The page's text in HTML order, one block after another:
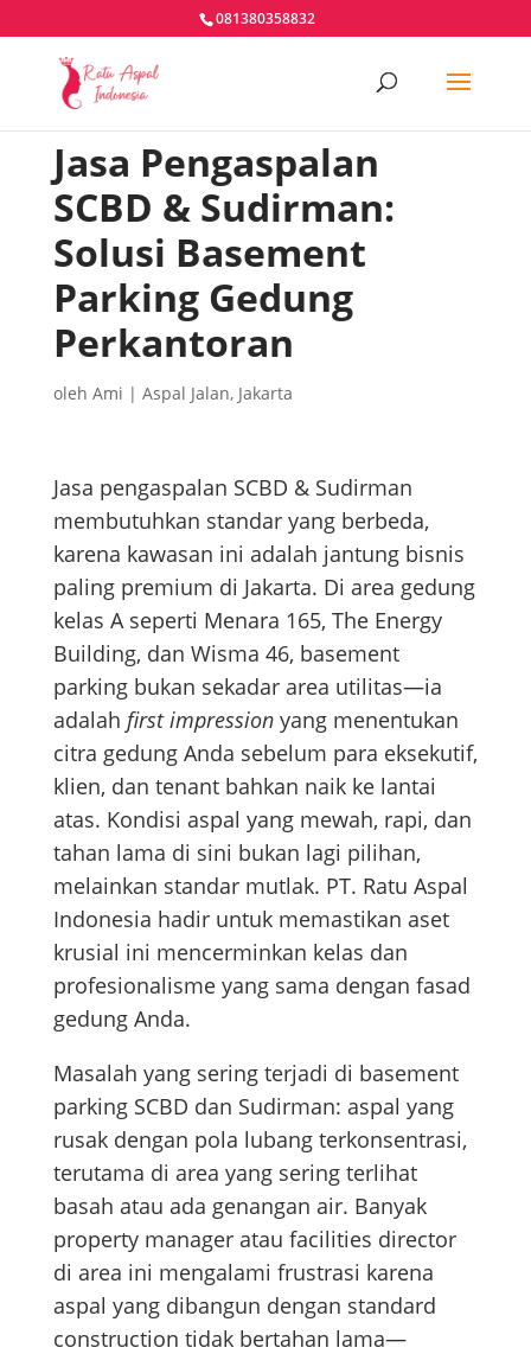
081380358832
Jasa Pengaspalan
SCBD & Sudirman:
Solusi Basement
Parking Gedung
Perkantoran
oleh Ami | Aspal Jalan, Jakarta
Jasa pengaspalan SCBD & Sudirman
membutuhkan standar yang berbeda,
karena kawasan ini adalah jantung bisnis
paling premium di Jakarta. Di area gedung
kelas A seperti Menara 165, The Energy
Building, dan Wisma 46, basement
parking bukan sekadar area utilitas—ia
adalah first impressionyang menentukan
citra gedung Anda sebelum para eksekutif,
klien, dan tenant bahkan naik ke lantai
atas. Kondisi aspal yang mewah, rapi, dan
tahan lama di sini bukan lagi pilihan,
melainkan standar mutlak. PT. Ratu Aspal
Indonesia hadir untuk memastikan aset
krusial ini mencerminkan kelas dan
profesionalisme yang sama dengan fasad
gedung Anda.
Masalah yang sering terjadi di basement
parking SCBD dan Sudirman: aspal yang
rusak dengan pola lubang terkonsentrasi,
terutama di area yang sering terlihat
basah atau ada genangan air. Banyak
property manager atau facilities director
di area ini mengalami frustrasi karena
aspal yang dibangun dengan standard
construction tidak bertahan lama—